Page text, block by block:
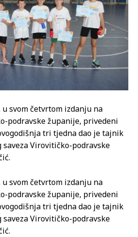
u svom četvrtom izdanju na
podravske županije, privedeni
tri tjedna dao je tajnik
saveza Virovitičko-podravske
u svom četvrtom izdanju na
podravske županije, privedeni
tri tjedna dao je tajnik
saveza Virovitičko-podravske